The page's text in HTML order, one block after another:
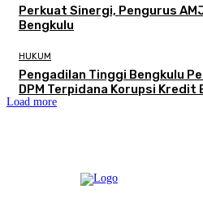
Perkuat Sinergi, Pengurus
Bengkulu
HUKUM
Pengadilan Tinggi Bengkulu
DPM Terpidana Korupsi Kredit
Load more